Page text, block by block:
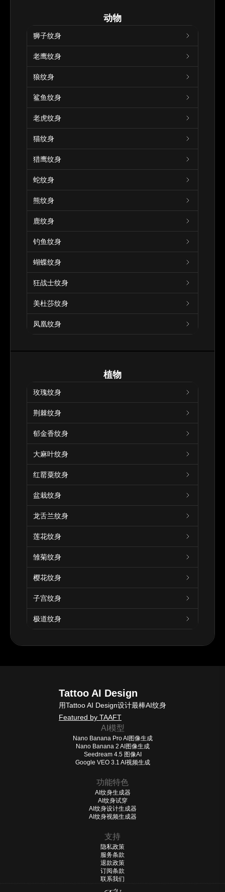
动物
狮子纹身
老鹰纹身
狼纹身
鲨鱼纹身
老虎纹身
猫纹身
猎鹰纹身
蛇纹身
熊纹身
鹿纹身
钓鱼纹身
蝴蝶纹身
狂战士纹身
美杜莎纹身
凤凰纹身
植物
玫瑰纹身
荆棘纹身
郁金香纹身
大麻叶纹身
红罂粟纹身
盆栽纹身
龙舌兰纹身
莲花纹身
雏菊纹身
樱花纹身
子宫纹身
极道纹身
Tattoo AI Design
用Tattoo AI Design设计最棒AI纹身
Featured by TAAFT
AI模型
Nano Banana Pro AI图像生成
Nano Banana 2 AI图像生成
Seedream 4.5 图像AI
Google VEO 3.1 AI视频生成
功能特色
AI纹身生成器
AI纹身试穿
AI纹身设计生成器
AI纹身视频生成器
支持
隐私政策
服务条款
退款政策
订阅条款
联系我们